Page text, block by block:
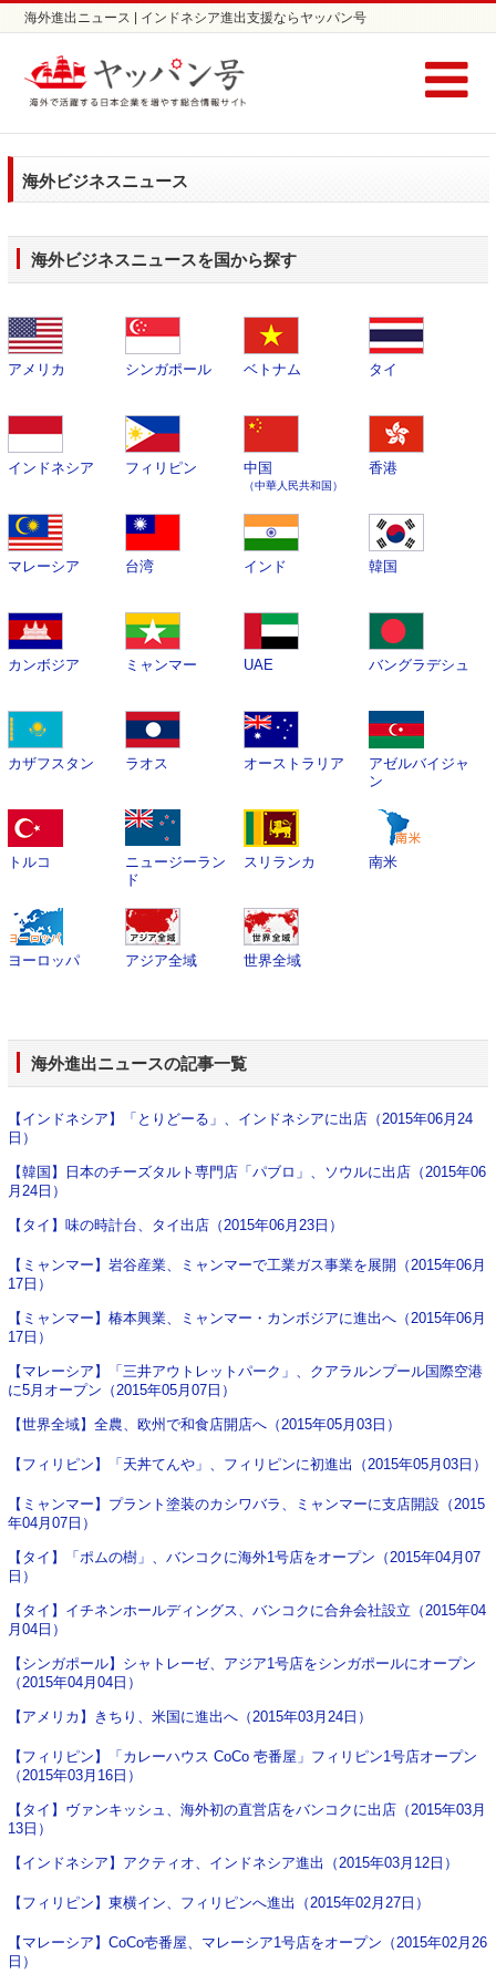
海外進出ニュース | インドネシア進出支援ならヤッパン号
海外ビジネスニュース
海外ビジネスニュースを国から探す
アメリカ シンガポール ベトナム タイ
インドネシア フィリピン 中国
（中華人民共和国）
香港
マレーシア 台湾 インド 韓国
カンボジア ミャンマー UAE バングラデシュ
カザフスタン ラオス オーストラリア
アゼルバイジャ
ン
トルコ
ニュージーラン
ド
スリランカ 南米
ヨーロッパ アジア全域 世界全域
海外進出ニュースの記事一覧
【インドネシア】「とりどーる」、インドネシアに出店（2015年06月24
日）
【韓国】日本のチーズタルト専門店「パブロ」、ソウルに出店（2015年06
月24日）
【タイ】味の時計台、タイ出店（2015年06月23日）
【ミャンマー】岩谷産業、ミャンマーで工業ガス事業を展開（2015年06月
17日）
【ミャンマー】椿本興業、ミャンマー・カンボジアに進出へ（2015年06月
17日）
【マレーシア】「三井アウトレットパーク」、クアラルンプール国際空港
に5月オープン（2015年05月07日）
【世界全域】全農、欧州で和食店開店へ（2015年05月03日）
【フィリピン】「天丼てんや」、フィリピンに初進出（2015年05月03日）
【ミャンマー】プラント塗装のカシワバラ、ミャンマーに支店開設（2015
年04月07日）
【タイ】「ポムの樹」、バンコクに海外1号店をオープン（2015年04月07
日）
【タイ】イチネンホールディングス、バンコクに合弁会社設立（2015年04
月04日）
【シンガポール】シャトレーゼ、アジア1号店をシンガポールにオープン
（2015年04月04日）
【アメリカ】きちり、米国に進出へ（2015年03月24日）
【フィリピン】「カレーハウス CoCo 壱番屋」フィリピン1号店オープン
（2015年03月16日）
【タイ】ヴァンキッシュ、海外初の直営店をバンコクに出店（2015年03月
13日）
【インドネシア】アクティオ、インドネシア進出（2015年03月12日）
【フィリピン】東横イン、フィリピンへ進出（2015年02月27日）
【マレーシア】CoCo壱番屋、マレーシア1号店をオープン（2015年02月26
日）